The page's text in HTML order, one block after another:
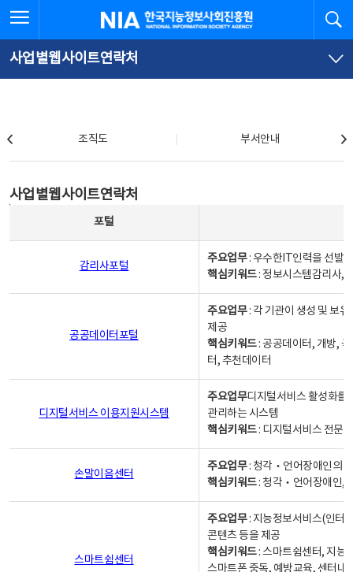
문
로
가
체
뉴
바
가
한국지능정보사회진흥원
사업별웹사이트연락처
조직도 부서안내
사업별웹사이트연락처
포털
감리사포털
주요업무: 우수한IT인력을 선발
핵심키워드: 정보시스템감리사,
공공데이터포털
주요업무: 각 기관이 생성 및 보
제공
핵심키워드: 공공데이터, 개방,
터, 추천데이터
디지털서비스 이용지원시스템
주요업무디지털서비스 활성화를
관리하는 시스템
핵심키워드: 디지털서비스 전문
손말이음센터
주요업무: 청각‧언어장애인의
핵심키워드: 청각‧언어장애인,
스마트쉼센터
주요업무: 지능정보서비스(인터
콘텐츠 등을 제공
핵심키워드: 스마트쉼센터, 지능
스마트폰 중독, 예방교육, 센터내